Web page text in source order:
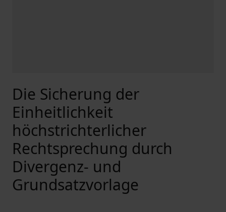
Die Sicherung der
Einheitlichkeit
höchstrichterlicher
Rechtsprechung durch
Divergenz- und
Grundsatzvorlage